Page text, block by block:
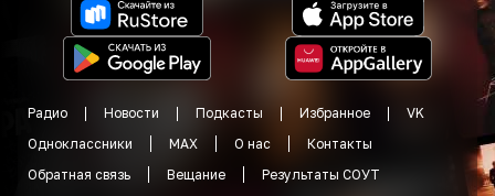
Радио Новости Подкасты Избранное
VK
Одноклассники
MAX О нас
Контакты
Обратная связь
Вещание
Результаты СОУТ